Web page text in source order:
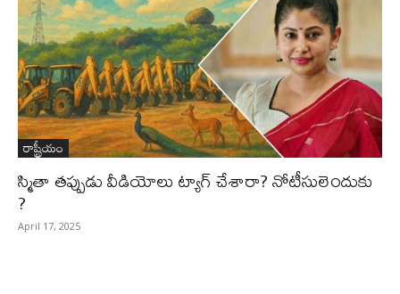
రాష్ట్రీయం
స్మితా త‌ప్పుడు వీడియోలు ట్యాగ్ చేశారా? నోటీసులెందుకు
?
April 17, 2025